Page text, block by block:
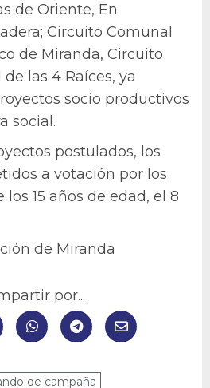
de Oriente, En
Circuito Comunal
de Miranda, Circuito
las 4 Raíces, ya
socio productivos
social.
postulados, los
a votación por los
15 años de edad, el 8
de Miranda
por...
de campaña